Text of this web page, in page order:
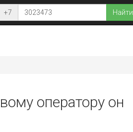
+7 Найти
оператору он